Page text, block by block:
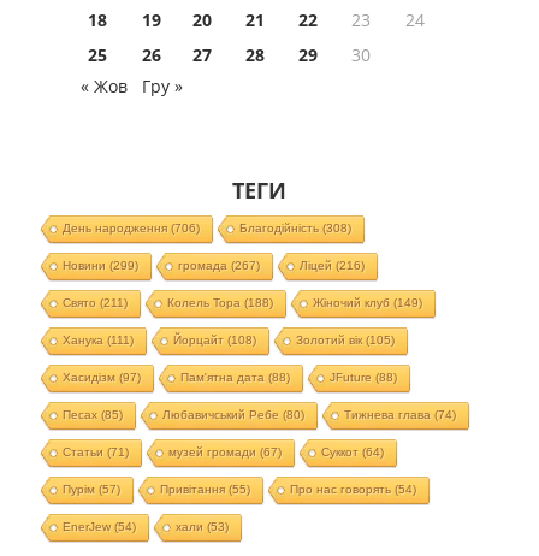
18
19 20 21 22 23
24
25
26 27 28 29
30
« Жов
Гру »
ТЕГИ
День народження(706) Благодійність(308)
Новини (299) громада (267) Ліцей (216)
Свято (211) Колель Тора (188) Жіночий клуб (149)
Ханука (111) Йорцайт (108) Золотий вік(105)
Хасидізм (97) Пам'ятна дата (88) JFuture (88)
Песах(85) Любавичський Ребе (80) Тижнева глава (74)
Статьи (71) музей громади (67) Суккот (64)
Пурім (57) Привітання(55) Про нас говорять(54)
EnerJew(54) хали (53)